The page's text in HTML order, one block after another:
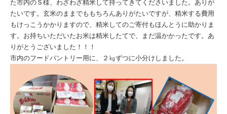
た市内のＳ様、わざわざ精米して持ってきてくださいました。ありが
たいです。玄米のままでももちろんありがたいですが、精米する費用
もけっこうかかりますので、精米してのご寄付もほんとうに助かりま
す。お持ちいただいたお米は精米したてで、まだ温かかったです。あ
りがとうございました！！！
市内のフードパントリー用に、２㎏ずつに小分けしました。